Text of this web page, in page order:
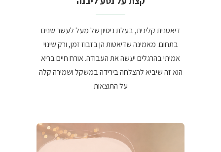
דיאטנית קלינית, בעלת ניסיון של מעל לעשר שנים
בתחום. מאמינה שדיאטות הן בזבוז זמן, ורק שינוי
אמיתי בהרגלים יעשה את העבודה. אורח חיים בריא
הוא זה שיביא להצלחה בירידה במשקל ושמירה קלה
על התוצאות